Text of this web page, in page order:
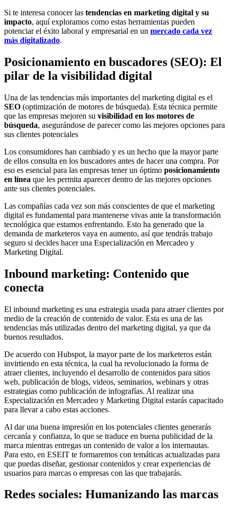
Si te interesa conocer las tendencias en marketing digital y su
impacto, aquí exploramos como estas herramientas pueden
potenciar el éxito laboral y empresarial en un mercado cada vez
más digitalizado.
Posicionamiento en buscadores (SEO): El
pilar de la visibilidad digital
Una de las tendencias más importantes del marketing digital es el
SEO (optimización de motores de búsqueda). Esta técnica permite
que las empresas mejoren su visibilidad en los motores de
búsqueda, asegurándose de parecer como las mejores opciones para
sus clientes potenciales
Los consumidores han cambiado y es un hecho que la mayor parte
de ellos consulta en los buscadores antes de hacer una compra. Por
eso es esencial para las empresas tener un óptimo posicionamiento
en línea que les permita aparecer dentro de las mejores opciones
ante sus clientes potenciales.
Las compañías cada vez son más conscientes de que el marketing
digital es fundamental para mantenerse vivas ante la transformación
tecnológica que estamos enfrentando. Esto ha generado que la
demanda de marketeros vaya en aumento, así que tendrás trabajo
seguro si decides hacer una Especialización en Mercadeo y
Marketing Digital.
Inbound marketing: Contenido que
conecta
El inbound marketing es una estrategia usada para atraer clientes por
medio de la creación de contenido de valor. Esta es una de las
tendencias más utilizadas dentro del marketing digital, ya que da
buenos resultados.
De acuerdo con Hubspot, la mayor parte de los marketeros están
invirtiendo en esta técnica, la cual ha revolucionado la forma de
atraer clientes, incluyendo el desarrollo de contenidos para sitios
web, publicación de blogs, videos, seminarios, webinars y otras
estrategias como publicación de infografías. Al realizar una
Especialización en Mercadeo y Marketing Digital estarás capacitado
para llevar a cabo estas acciones.
Al dar una buena impresión en los potenciales clientes generarás
cercanía y confianza, lo que se traduce en buena publicidad de la
marca mientras entregas un contenido de valor a los internautas.
Para esto, en ESEIT te formaremos con temáticas actualizadas para
que puedas diseñar, gestionar contenidos y crear experiencias de
usuarios para marcas o empresas con las que trabajarás.
Redes sociales: Humanizando las marcas